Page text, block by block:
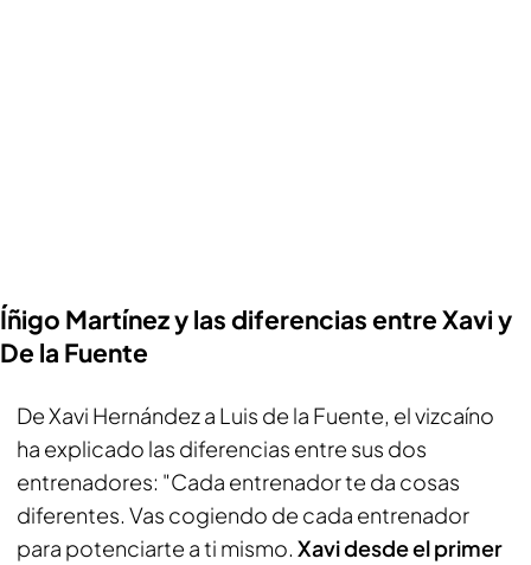
Íñigo Martínez y las diferencias entre Xavi y
De la Fuente
De Xavi Hernández a Luis de la Fuente, el vizcaíno
ha explicado las diferencias entre sus dos
entrenadores: "Cada entrenador te da cosas
diferentes. Vas cogiendo de cada entrenador
para potenciarte a ti mismo. Xavi desde el primer